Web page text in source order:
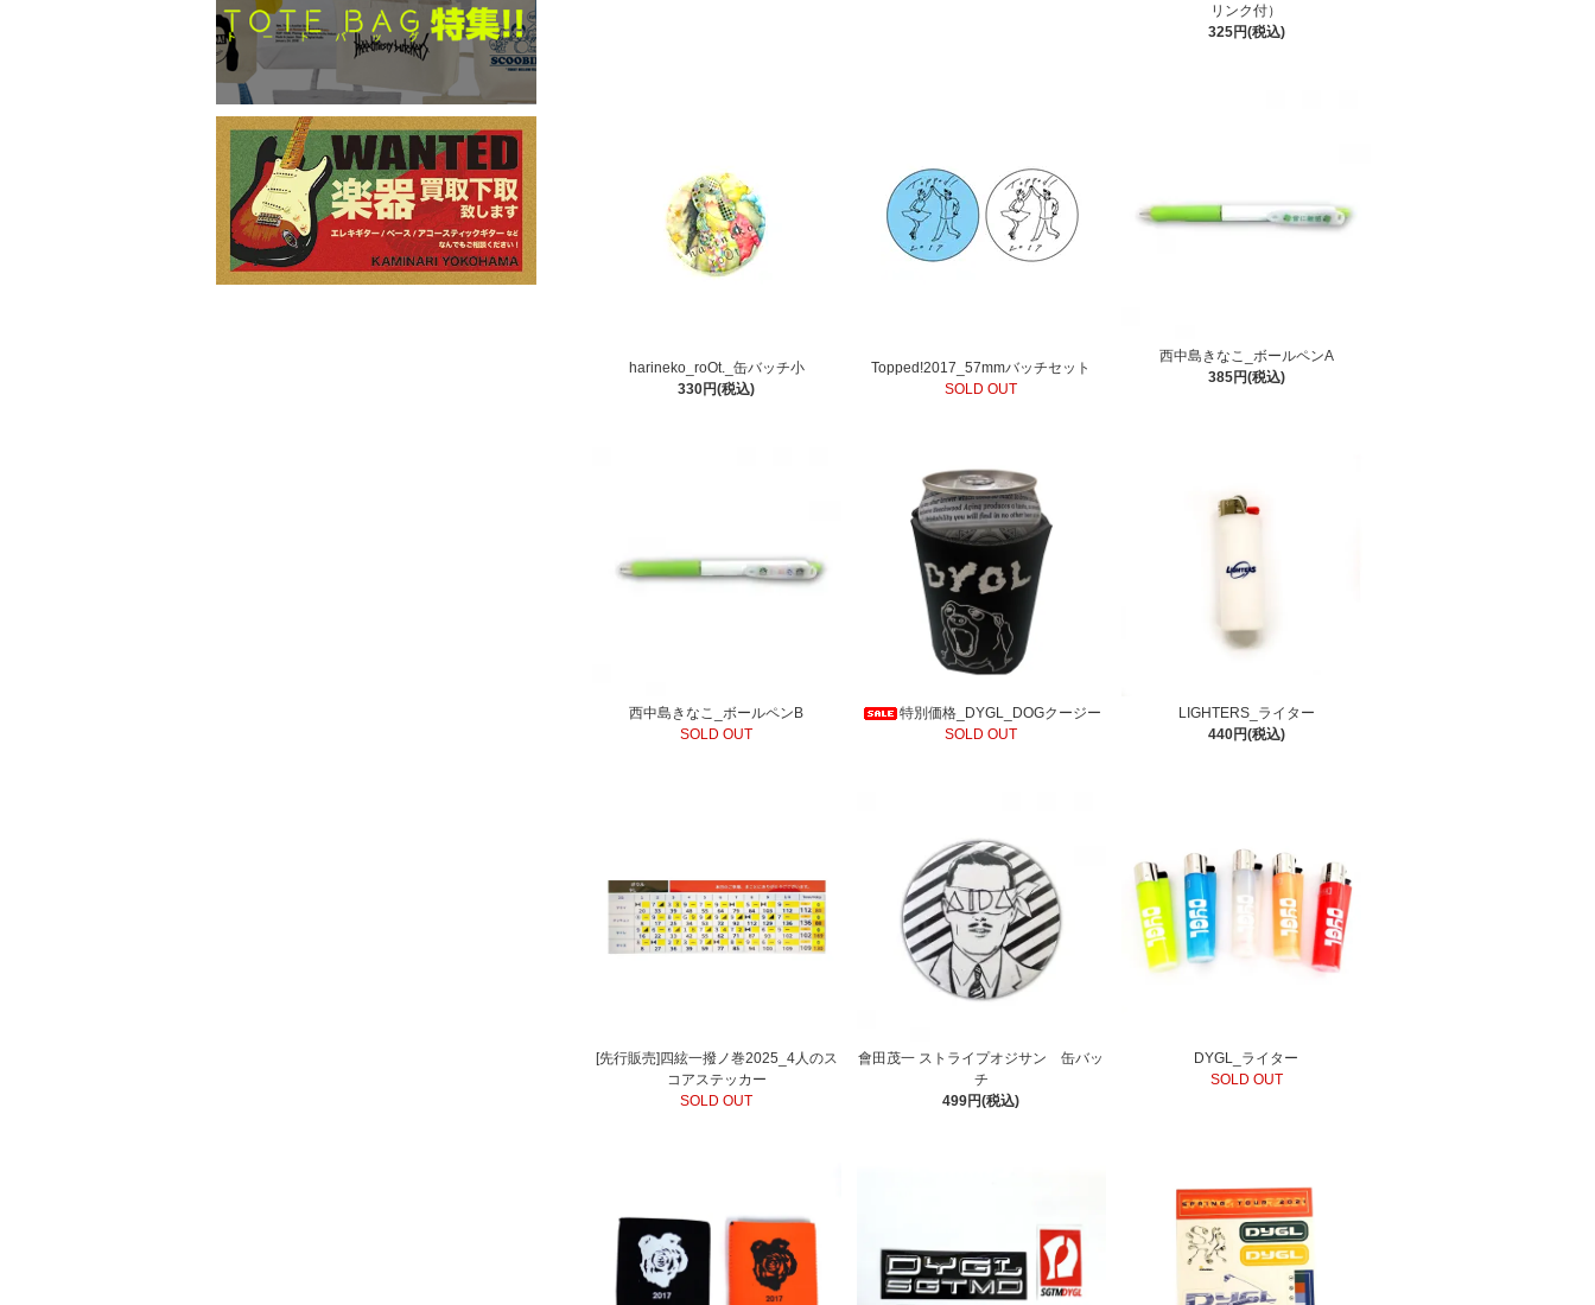
リンク付）
325円(税込)
harineko_roOt._缶バッチ小
330円(税込)
Topped!2017_57mmバッチセット
SOLD OUT
西中島きなこ_ボールペンA
385円(税込)
西中島きなこ_ボールペンB
SOLD OUT
特別価格_DYGL_DOGクージー
SOLD OUT
LIGHTERS_ライター
440円(税込)
[先行販売]四絃一撥ノ巻2025_4人のス
コアステッカー
SOLD OUT
會田茂一 ストライプオジサン 缶バッ
チ
499円(税込)
DYGL_ライター
SOLD OUT